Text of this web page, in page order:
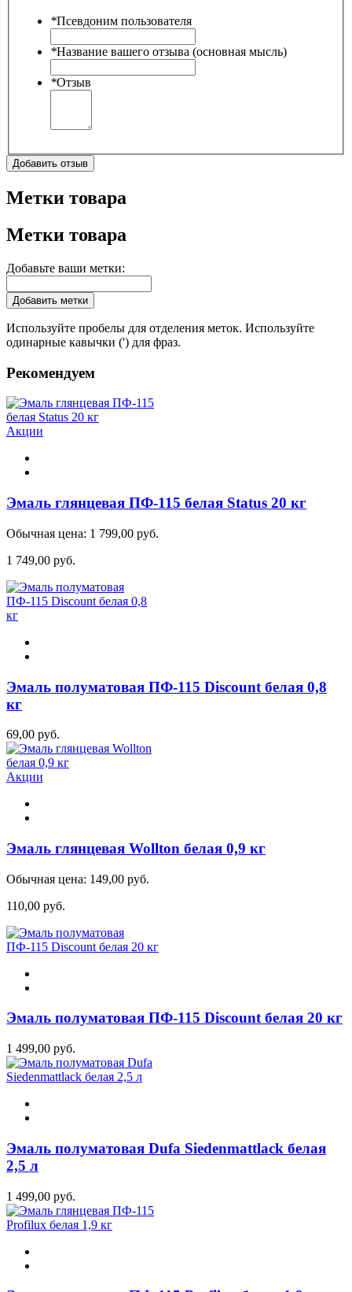
*Псевдоним пользователя
*Название вашего отзыва (основная мысль)
*Отзыв
Добавить отзыв
Метки товара
Метки товара
Добавьте ваши метки:
Добавить метки
Используйте пробелы для отделения меток. Используйте
одинарные кавычки (') для фраз.
Рекомендуем
Акции
Эмаль глянцевая ПФ-115 белая Status 20 кг
Обычная цена: 1 799,00 руб.
1 749,00 руб.
Эмаль полуматовая ПФ-115 Discount белая 0,8
кг
69,00 руб.
Акции
Эмаль глянцевая Wollton белая 0,9 кг
Обычная цена: 149,00 руб.
110,00 руб.
Эмаль полуматовая ПФ-115 Discount белая 20 кг
1 499,00 руб.
Эмаль полуматовая Dufa Siedenmattlack белая
2,5 л
1 499,00 руб.